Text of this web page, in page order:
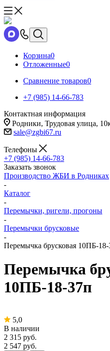
Корзина0
Отложенные0
Сравнение товаров0
+7 (985) 14-66-783
Контактная информация
Родники, Трудовая улица,
sale@zgbi67.ru
Телефоны
+7 (985) 14-66-783
Заказать звонок
Производство ЖБИ в Родниках
-
Каталог
-
Перемычки, ригели, прогоны
-
Перемычки брусковые
-
Перемычка брусковая 10ПБ-18-
Перемычка
10ПБ-18-37п
5,0
В наличии
2 315 руб.
2 547 руб.